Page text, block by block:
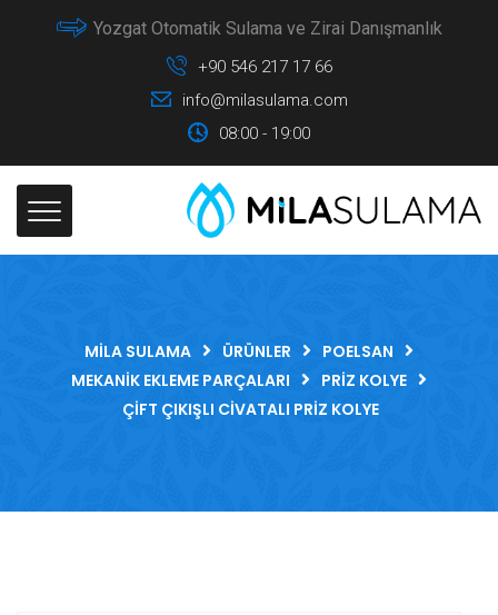
Yozgat Otomatik Sulama ve Zirai Danışmanlık
+90 546 217 17 66
info@milasulama.com
08:00 - 19:00
MILA SULAMA ÜRÜNLER
POELSAN
MEKANIK EKLEME PARÇALARI
PRIZ KOLYE
ÇIFT ÇIKIŞLI CIVATALI PRIZ KOLYE